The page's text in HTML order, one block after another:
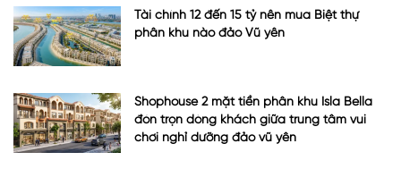
Tài chính 12 đến 15 tỷ nên mua Biệt thự
phân khu nào đảo Vũ yên
Shophouse 2 mặt tiền phân khu Isla Bella
đón trọn dòng khách giữa trung tâm vui
chơi nghỉ dưỡng đảo vũ yên